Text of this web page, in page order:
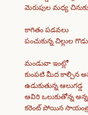
మెరుపుల మధ్య
కాగితం పడవలు
పంచుకున్న చిల్లుల
మండువా ఇంట్లో
కుంపటి మీద కాల్చిన
ఉడుకుతున్న ఆలుగడ్డ
ఆవిరి ఒలుకుతోన్న
కరెంట్ పోయిన